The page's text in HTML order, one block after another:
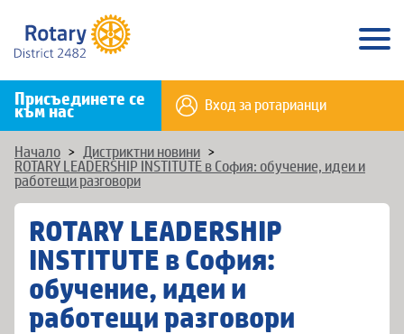
Присъединете се
към нас Вход за ротарианци
Начало > Дистриктни новини >
ROTARY LEADERSHIP INSTITUTE в София: обучение, идеи и
работещи разговори
ROTARY LEADERSHIP
INSTITUTE в София:
обучение, идеи и
работещи разговори